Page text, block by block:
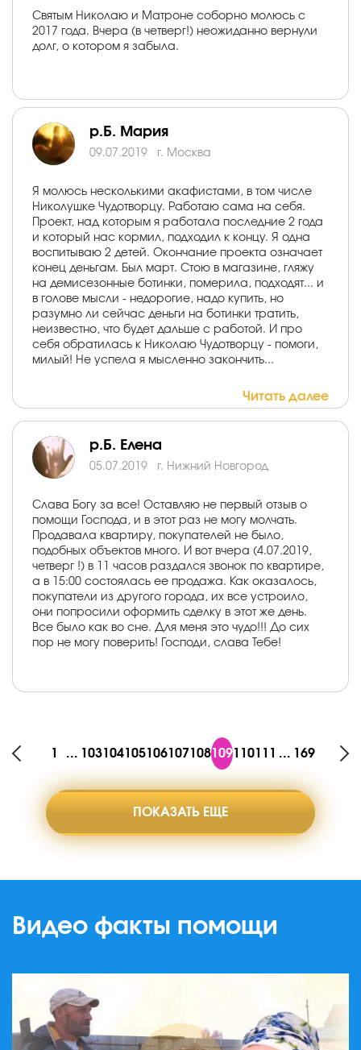
Святым Николаю и Матроне соборно молюсь с
2017 года. Вчера (в четверг!) неожиданно вернули
долг, о котором я забыла.
р.Б. Мария
09.07.2019 г. Москва
Я молюсь несколькими акафистами, в том числе
Николушке Чудотворцу. Работаю сама на себя.
Проект, над которым я работала последние 2 года
и который нас кормил, подходил к концу. Я одна
воспитываю 2 детей. Окончание проекта означает
конец деньгам. Был март. Стою в магазине, гляжу
на демисезонные ботинки, померила, подходят... и
в голове мысли - недорогие, надо купить, но
разумно ли сейчас деньги на ботинки тратить,
неизвестно, что будет дальше с работой. И про
себя обратилась к Николаю Чудотворцу - помоги,
милый! Не успела я мысленно закончить...
Читать далее
р.Б. Елена
05.07.2019 г. Нижний Новгород
Слава Богу за все! Оставляю не первый отзыв о
помощи Господа, и в этот раз не могу молчать.
Продавала квартиру, покупателей не было,
подобных объектов много. И вот вчера (4.07.2019,
четверг !) в 11 часов раздался звонок по квартире,
а в 15:00 состоялась ее продажа. Как оказалось,
покупатели из другого города, их все устроило,
они попросили оформить сделку в этот же день.
Все было как во сне. Для меня это чудо!!! До сих
пор не могу поверить! Господи, слава Тебе!
1 ... 103104105106107108109110111 ... 169
ПОКАЗАТЬ ЕЩЕ
Видео факты помощи